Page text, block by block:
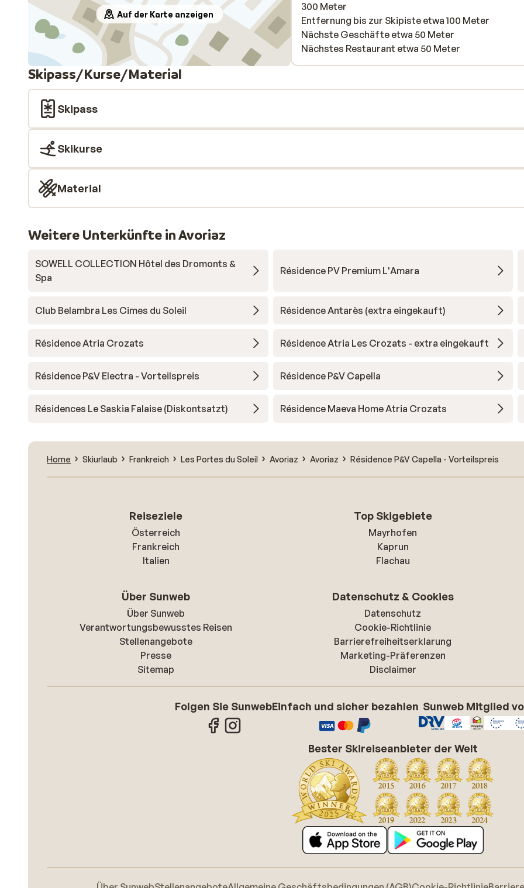
Auf der Karte anzeigen
300 Meter
Entfernung bis zur Skipiste etwa 100 Meter
Nächste Geschäfte etwa 50 Meter
Nächstes Restaurant etwa 50 Meter
Skipass/Kurse/Material
Skipass
Skikurse
Material
Weitere Unterkünfte in Avoriaz
SOWELL COLLECTION Hôtel des Dromonts &
Spa
Résidence PV Premium L'Amara
Club Belambra Les Cimes du Soleil Résidence Antarès (extra eingekauft)
Résidence Atria Crozats Résidence Atria Les Crozats - extra eingekauft
Résidence P&V Electra - Vorteilspreis Résidence P&V Capella
Résidences Le Saskia Falaise (Diskontsatzt) Résidence Maeva Home Atria Crozats
Home Skiurlaub Frankreich Les Portes du Soleil Avoriaz Avoriaz Résidence P&V Capella - Vorteilspreis
Reiseziele
Österreich
Frankreich
Italien
Top Skigebiete
Mayrhofen
Kaprun
Flachau
Über Sunweb
Über Sunweb
Verantwortungsbewusstes Reisen
Stellenangebote
Presse
Sitemap
Datenschutz & Cookies
Datenschutz
Cookie-Richtlinie
Barrierefreiheitserklarung
Marketing-Präferenzen
Disclaimer
Folgen Sie SunwebEinfach und sicher bezahlen Sunweb Mitglied
Bester Skireiseanbieter der Welt